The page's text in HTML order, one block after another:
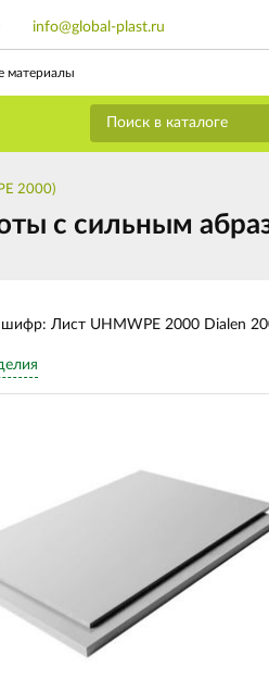
материалы
info@global-plast.ru
2000)
с сильным
шифр: Лист UHMWPE 2000 Dialen